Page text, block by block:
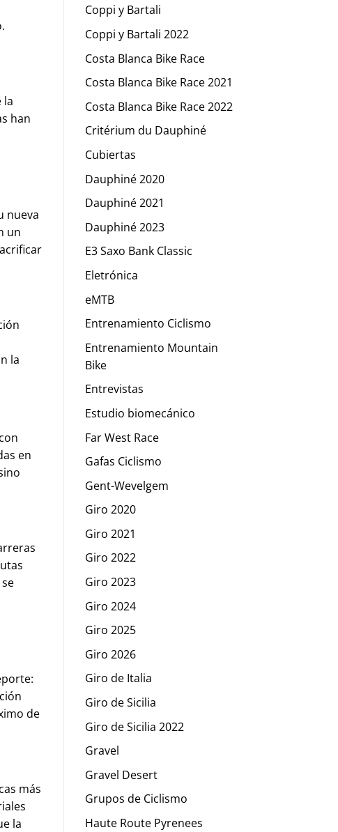
la
han
nueva
un
la
en
de
más
la
Coppi y Bartali
Coppi y Bartali 2022
Costa Blanca Bike Race
Costa Blanca Bike Race 2021
Costa Blanca Bike Race 2022
Critérium du Dauphiné
Cubiertas
Dauphiné 2020
Dauphiné 2021
Dauphiné 2023
E3 Saxo Bank Classic
Eletrónica
eMTB
Entrenamiento Ciclismo
Entrenamiento Mountain
Bike
Entrevistas
Estudio biomecánico
Far West Race
Gafas Ciclismo
Gent-Wevelgem
Giro 2020
Giro 2021
Giro 2022
Giro 2023
Giro 2024
Giro 2025
Giro 2026
Giro de Italia
Giro de Sicilia
Giro de Sicilia 2022
Gravel
Gravel Desert
Grupos de Ciclismo
Haute Route Pyrenees